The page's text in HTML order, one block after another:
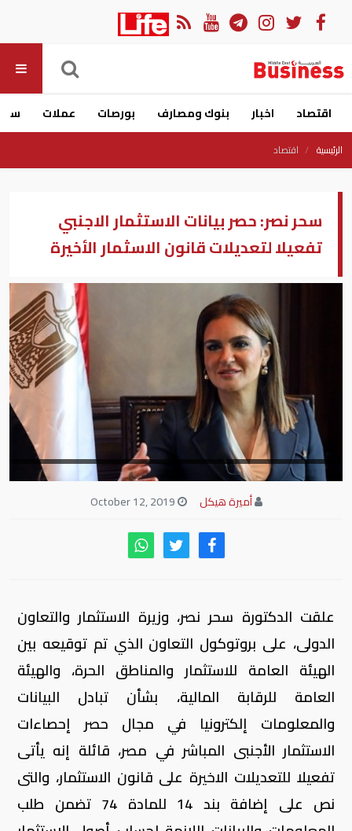
اقتصاد اخبار بنوك ومصارف بورصات عملات
الرئيسية اقتصاد
سحر نصر: حصر بيانات الاستثمار الاجنبي
تفعيلا لتعديلات قانون الاسثمار الأخيرة
أميرة هيكل
علقت الدكتورة سحر نصر، وزيرة الاستثمار والتعاون
الدولى، على بروتوكول التعاون الذي تم توقيعه بين
الهيئة العامة للاستثمار والمناطق الحرة، والهيئة
العامة للرقابة المالية، بشأن تبادل البيانات
والمعلومات إلكترونيا في مجال حصر إحصاءات
الاستثمار الأجنبى المباشر في مصر، قائلة إنه يأتى
تفعيلا للتعديلات الاخيرة على قانون الاستثمار، والتى
نص على إضافة بند 14 للمادة 74 تضمن طلب